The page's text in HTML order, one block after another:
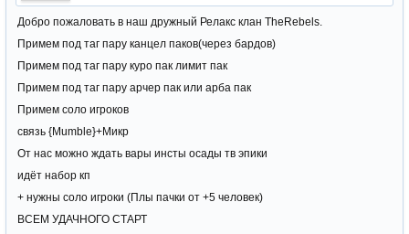
Добро пожаловать в наш дружный Релакс клан TheRebels.
Примем под таг пару канцел паков(через бардов)
Примем под таг пару куро пак лимит пак
Примем под таг пару арчер пак или арба пак
Примем соло игроков
связь {Mumble}+Микр
От нас можно ждать вары инсты осады тв эпики
идёт набор кп
+ нужны соло игроки (Плы пачки от +5 человек)
ВСЕМ УДАЧНОГО СТАРТ